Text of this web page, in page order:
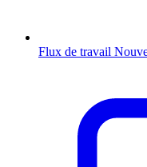
Flux de travail